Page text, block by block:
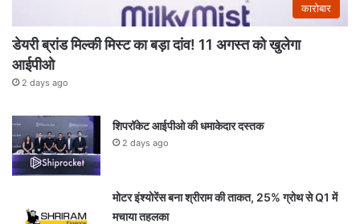
कारोबार
डेयरी ब्रांड मिल्की मिस्ट का बड़ा दांव! 11 अगस्त को खुलेगा
आईपीओ
2 days ago
शिपरॉकेट आईपीओ की धमाकेदार दस्तक
2 days ago
मोटर इंश्योरेंस बना श्रीराम की ताकत, 25% ग्रोथ से Q1 में
मचाया तहलका